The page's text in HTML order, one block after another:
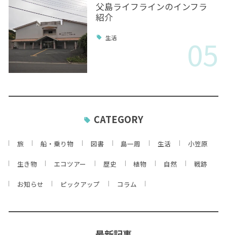
父島ライフラインのインフラ
紹介
生活 05
CATEGORY
旅 船・乗り物 図書 島一周 生活 小笠原
生き物 エコツアー 歴史 植物 自然 戦跡
お知らせ ピックアップ コラム